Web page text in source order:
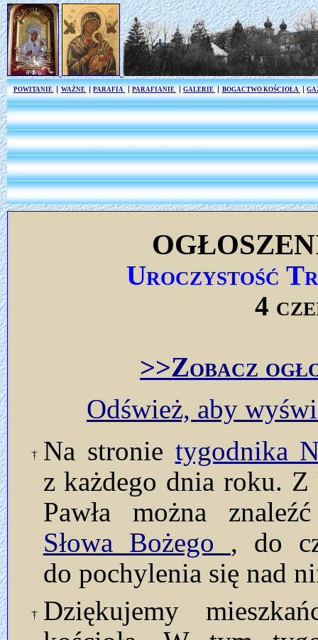
POWITANIE WAŻNE PARAFIA PARAFIANIE GALERIE BOGACTWO KOŚCIOŁA
Uroczystość
4
>>Zobacz
Odśwież, aby
Na stronie tygodnika
z każdego dnia roku. Z
Pawła można
Słowa Bożego , do
do pochylenia się nad
Dziękujemy